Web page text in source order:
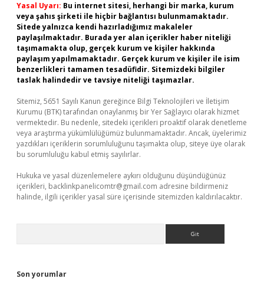
Yasal Uyarı: Bu internet sitesi, herhangi bir marka, kurum
veya şahıs şirketi ile hiçbir bağlantısı bulunmamaktadır.
Sitede yalnızca kendi hazırladığımız makaleler
paylaşılmaktadır. Burada yer alan içerikler haber niteliği
taşımamakta olup, gerçek kurum ve kişiler hakkında
paylaşım yapılmamaktadır. Gerçek kurum ve kişiler ile isim
benzerlikleri tamamen tesadüfidir. Sitemizdeki bilgiler
taslak halindedir ve tavsiye niteliği taşımazlar.
Sitemiz, 5651 Sayılı Kanun gereğince Bilgi Teknolojileri ve İletişim
Kurumu (BTK) tarafından onaylanmış bir Yer Sağlayıcı olarak hizmet
vermektedir. Bu nedenle, sitedeki içerikleri proaktif olarak denetleme
veya araştırma yükümlülüğümüz bulunmamaktadır. Ancak, üyelerimiz
yazdıkları içeriklerin sorumluluğunu taşımakta olup, siteye üye olarak
bu sorumluluğu kabul etmiş sayılırlar.
Hukuka ve yasal düzenlemelere aykırı olduğunu düşündüğünüz
içerikleri, backlinkpanelicomtr@gmail.com adresine bildirmeniz
halinde, ilgili içerikler yasal süre içerisinde sitemizden kaldırılacaktır.
Son yorumlar